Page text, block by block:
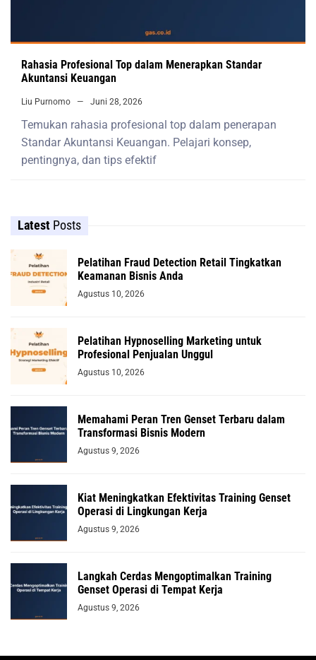
Rahasia Profesional Top dalam Menerapkan Standar
Akuntansi Keuangan
Liu Purnomo Juni 28, 2026
Temukan rahasia profesional top dalam penerapan
Standar Akuntansi Keuangan. Pelajari konsep,
pentingnya, dan tips efektif
Latest Posts
Pelatihan Fraud Detection Retail Tingkatkan
Keamanan Bisnis Anda
Agustus 10, 2026
Pelatihan Hypnoselling Marketing untuk
Profesional Penjualan Unggul
Agustus 10, 2026
Memahami Peran Tren Genset Terbaru dalam
Transformasi Bisnis Modern
Agustus 9, 2026
Kiat Meningkatkan Efektivitas Training Genset
Operasi di Lingkungan Kerja
Agustus 9, 2026
Langkah Cerdas Mengoptimalkan Training
Genset Operasi di Tempat Kerja
Agustus 9, 2026